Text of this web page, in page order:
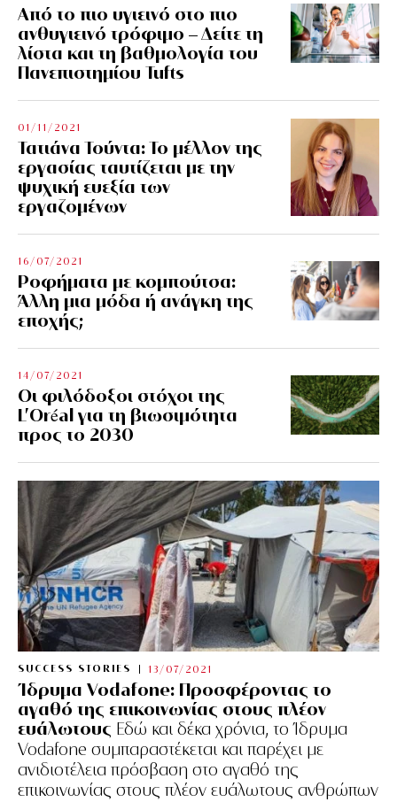
Από το πιο υγιεινό στο πιο
ανθυγιεινό τρόφιμο – Δείτε τη
λίστα και τη βαθμολογία του
Πανεπιστημίου Tufts
01/11/2021
Τατιάνα Τούντα: Το μέλλον της
εργασίας ταυτίζεται με την
ψυχική ευεξία των
εργαζομένων
16/07/2021
Ροφήματα με κομπούτσα:
Άλλη μια μόδα ή ανάγκη της
εποχής;
14/07/2021
Οι φιλόδοξοι στόχοι της
L’Oréal για τη βιωσιμότητα
προς το 2030
SUCCESS STORIES 13/07/2021
Ίδρυμα Vodafone: Προσφέροντας το
αγαθό της επικοινωνίας στους πλέον
ευάλωτους Εδώ και δέκα χρόνια, το Ίδρυμα
Vodafone συμπαραστέκεται και παρέχει με
ανιδιοτέλεια πρόσβαση στο αγαθό της
επικοινωνίας στους πλέον ευάλωτους ανθρώπων